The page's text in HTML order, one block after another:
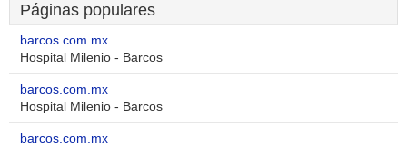
Páginas populares
barcos.com.mx
Hospital Milenio - Barcos
barcos.com.mx
Hospital Milenio - Barcos
barcos.com.mx